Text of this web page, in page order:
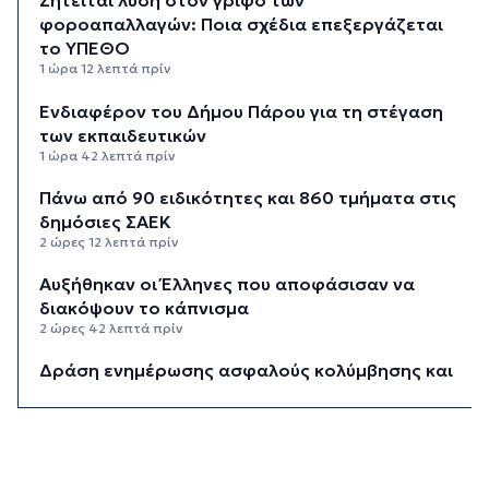
φοροαπαλλαγών: Ποια σχέδια επεξεργάζεται
το ΥΠΕΘΟ
1 ώρα 12 λεπτά πρίν
Ενδιαφέρον του Δήμου Πάρου για τη στέγαση
των εκπαιδευτικών
1 ώρα 42 λεπτά πρίν
Πάνω από 90 ειδικότητες και 860 τμήματα στις
δημόσιες ΣΑΕΚ
2 ώρες 12 λεπτά πρίν
Αυξήθηκαν οι Έλληνες που αποφάσισαν να
διακόψουν το κάπνισμα
2 ώρες 42 λεπτά πρίν
Δράση ενημέρωσης ασφαλούς κολύμβησης και